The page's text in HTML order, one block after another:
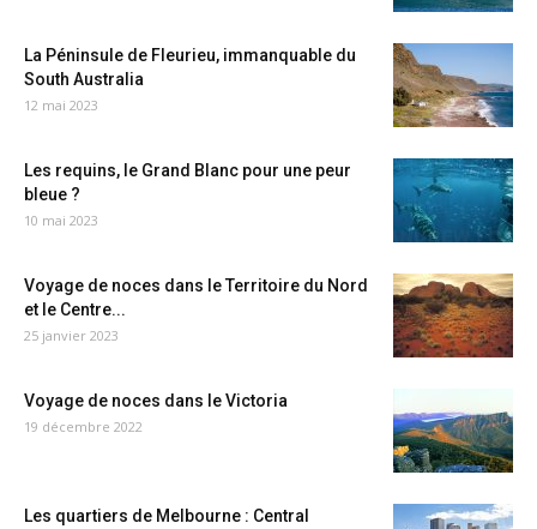
La Péninsule de Fleurieu, immanquable du
South Australia
12 mai 2023
Les requins, le Grand Blanc pour une peur
bleue ?
10 mai 2023
Voyage de noces dans le Territoire du Nord
et le Centre...
25 janvier 2023
Voyage de noces dans le Victoria
19 décembre 2022
Les quartiers de Melbourne : Central